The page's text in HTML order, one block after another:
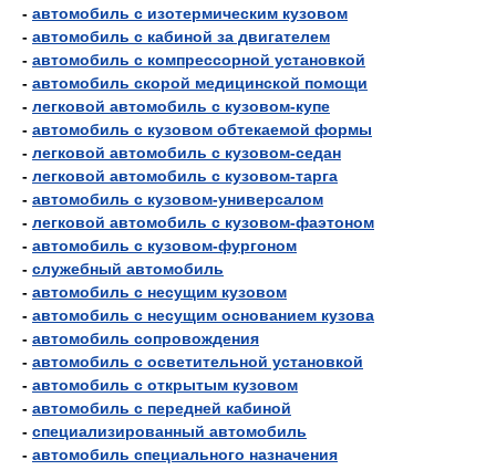
- автомобиль с изотермическим кузовом
- автомобиль с кабиной за двигателем
- автомобиль с компрессорной установкой
- автомобиль скорой медицинской помощи
- легковой автомобиль с кузовом-купе
- автомобиль с кузовом обтекаемой формы
- легковой автомобиль с кузовом-седан
- легковой автомобиль с кузовом-тарга
- автомобиль с кузовом-универсалом
- легковой автомобиль с кузовом-фаэтоном
- автомобиль с кузовом-фургоном
- служебный автомобиль
- автомобиль с несущим кузовом
- автомобиль с несущим основанием кузова
- автомобиль сопровождения
- автомобиль с осветительной установкой
- автомобиль с открытым кузовом
- автомобиль с передней кабиной
- специализированный автомобиль
- автомобиль специального назначения